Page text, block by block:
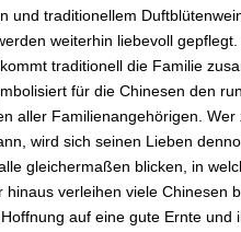
und traditionellem
weiterhin liebevoll
traditionell die Familie
für die Chinesen den
aller Familienangehörigen.
wird sich seinen Lieben
gleichermaßen blicken, in
hinaus verleihen viele Chinesen
auf eine gute Ernte